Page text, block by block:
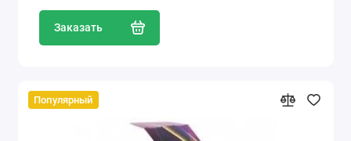
Заказать
Популярный